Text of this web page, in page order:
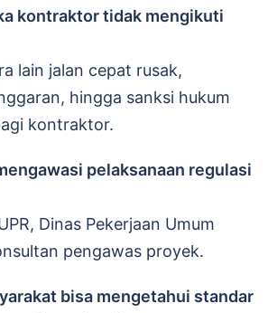
kontraktor tidak mengikuti
lain jalan cepat rusak,
hingga sanksi hukum
kontraktor.
pelaksanaan regulasi
Dinas Pekerjaan Umum
pengawas proyek.
bisa mengetahui standar